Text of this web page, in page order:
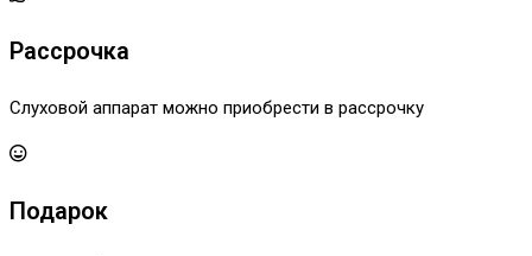
Рассрочка
Слуховой аппарат можно приобрести в рассрочку
Подарок